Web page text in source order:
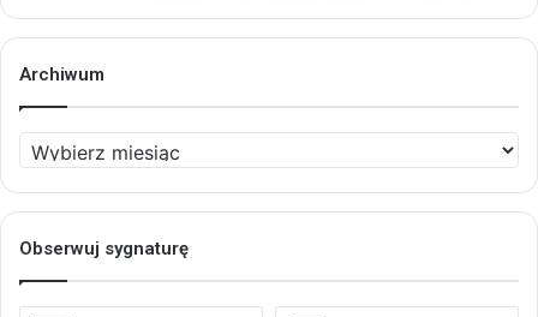
Archiwum
Archiwum
Obserwuj sygnaturę